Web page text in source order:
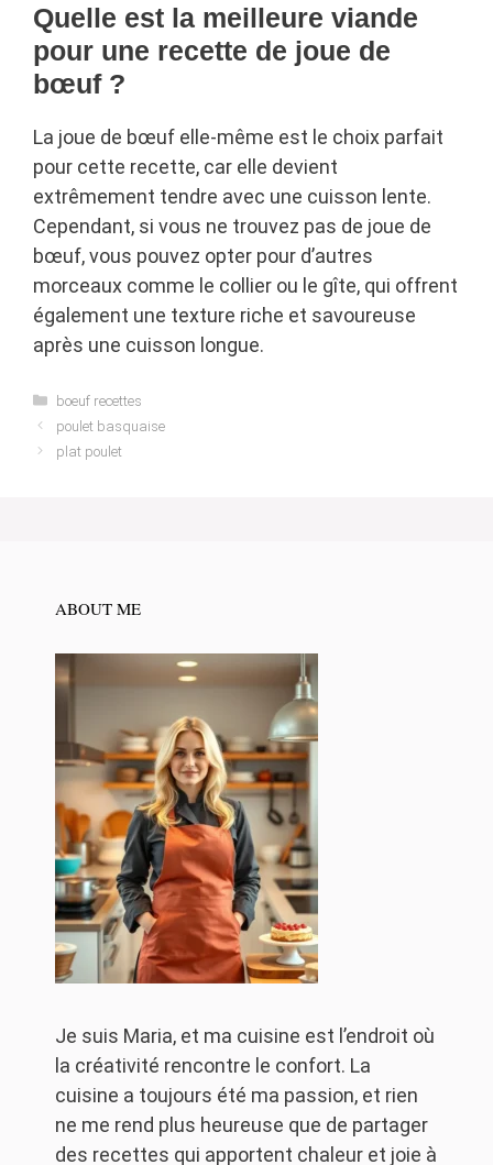
Quelle est la meilleure viande
pour une recette de joue de
bœuf ?
La joue de bœuf elle-même est le choix parfait
pour cette recette, car elle devient
extrêmement tendre avec une cuisson lente.
Cependant, si vous ne trouvez pas de joue de
bœuf, vous pouvez opter pour d’autres
morceaux comme le collier ou le gîte, qui offrent
également une texture riche et savoureuse
après une cuisson longue.
Categories
boeuf recettes
poulet basquaise
plat poulet
ABOUT ME
Je suis Maria, et ma cuisine est l’endroit où
la créativité rencontre le confort. La
cuisine a toujours été ma passion, et rien
ne me rend plus heureuse que de partager
des recettes qui apportent chaleur et joie à